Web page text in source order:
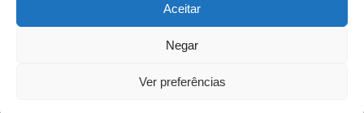
Aceitar
Negar
Ver preferências
informativo, servindo como boletins de divulgação, e não devem ser
interpretadas como recomendações de investimento.Leia mais
Bolsa de Valores